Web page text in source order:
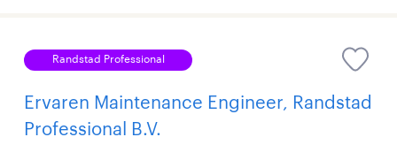
Randstad Professional
Ervaren Maintenance Engineer, Randstad
Professional B.V.